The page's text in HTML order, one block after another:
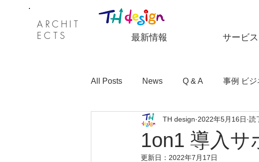
最新情報 サービス
All Posts News Q & A 事例 ビジ
教育向けサービス セミナーレポート
1on1 導入サ
TH design 2022年5月16日 読
更新日： 2022年7月17日
ARCHI T
ECTS